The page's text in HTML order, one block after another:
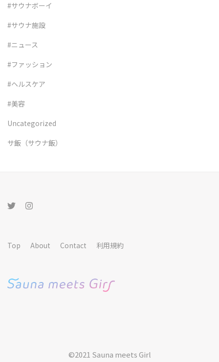
#サウナボーイ
#サウナ施設
#ニュース
#ファッション
#ヘルスケア
#美容
Uncategorized
サ飯（サウナ飯）
Top About Contact 利用規約
©︎2021 Sauna meets Girl